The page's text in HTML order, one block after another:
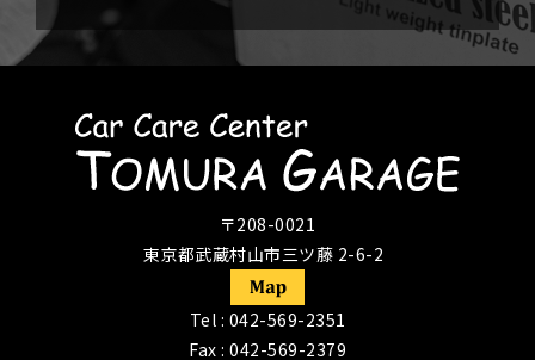
〒208-0021
東京都武蔵村山市三ツ藤 2-6-2
Tel : 042-569-2351
Fax : 042-569-2379